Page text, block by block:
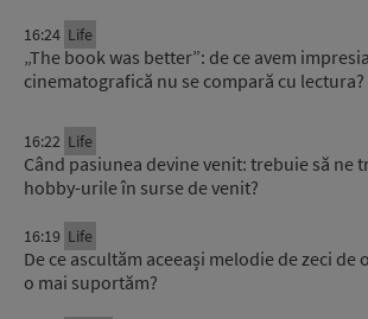
16:24 Life
„The book was better”: de ce avem
cinematografică nu se compară cu lectura?
16:22 Life
Când pasiunea devine venit: trebuie să ne
hobby-urile în surse de venit?
16:19 Life
De ce ascultăm aceeași melodie de zeci de
o mai suportăm?